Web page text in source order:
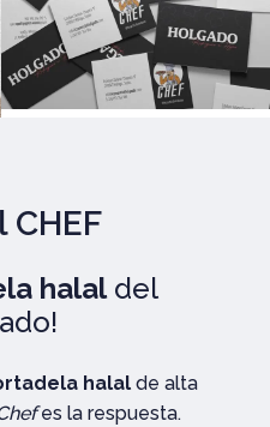
halaldel
halal de alta
es la respuesta.